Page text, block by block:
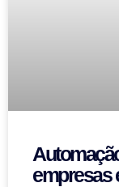
empresas